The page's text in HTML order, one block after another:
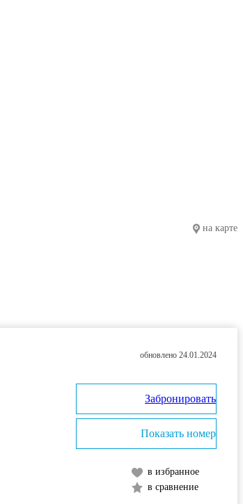
на карте
обновлено 24.01.2024
в избранное
в сравнение
Забронировать
Показать номер